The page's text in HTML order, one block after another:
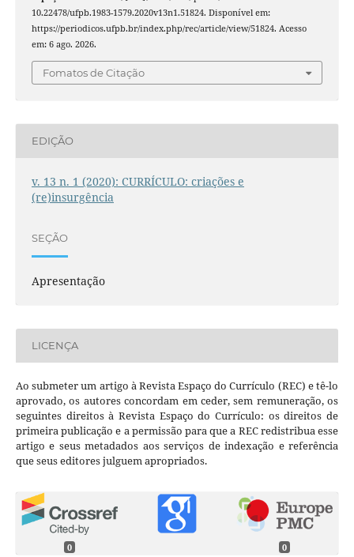
10.22478/ufpb.1983-1579.2020v13n1.51824. Disponível em:
https://periodicos.ufpb.br/index.php/rec/article/view/51824. Acesso
em: 6 ago. 2026.
Fomatos de Citação
EDIÇÃO
v. 13 n. 1 (2020): CURRÍCULO: criações e
(re)insurgência
SEÇÃO
Apresentação
LICENÇA
Ao submeter um artigo à Revista Espaço do Currículo (REC) e tê-lo
aprovado, os autores concordam em ceder, sem remuneração, os
seguintes direitos à Revista Espaço do Currículo: os direitos de
primeira publicação e a permissão para que a REC redistribua esse
artigo e seus metadados aos serviços de indexação e referência
que seus editores julguem apropriados.
0 0